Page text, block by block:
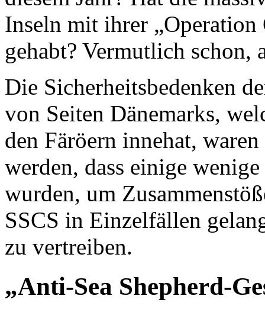
Inseln mit ihrer
gehabt? Vermutlich schon,
Die Sicherheitsbedenken
von Seiten Dänemarks,
den Färöern innehat,
werden, dass einige
wurden, um
SSCS in Einzelfällen
zu vertreiben.
„Anti-Sea Shepherd-